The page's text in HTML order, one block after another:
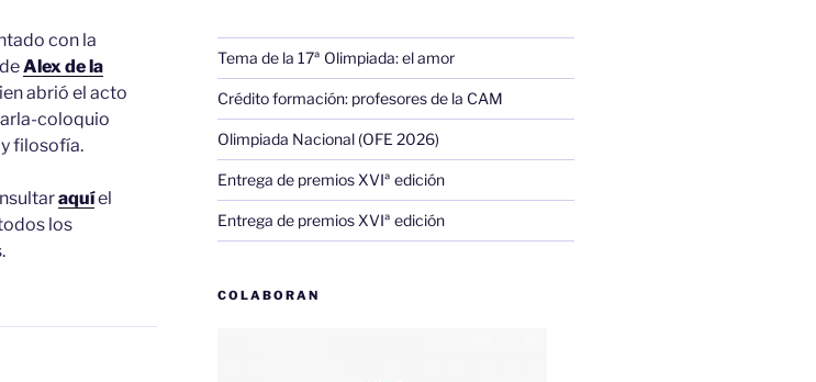
con la
Alex de la
abrió el acto
coloquio
filosofía.
aquíel
los
Tema de la 17ª Olimpiada: el amor
Crédito formación: profesores de la CAM
Olimpiada Nacional (OFE 2026)
Entrega de premios XVIª edición
Entrega de premios XVIª edición
COLABORAN